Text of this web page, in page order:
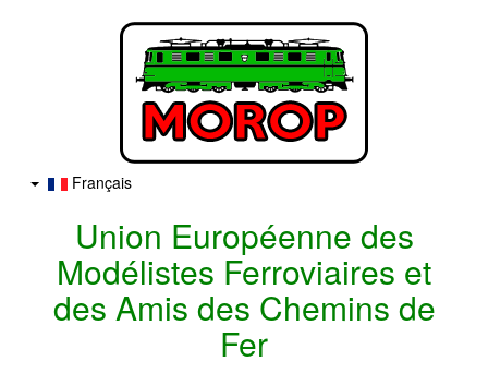
Français
Union Européenne des
Modélistes Ferroviaires et
des Amis des Chemins de
Fer